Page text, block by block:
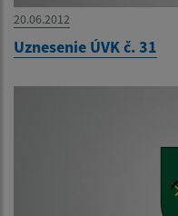
20.06.2012
Uznesenie ÚVK č. 31